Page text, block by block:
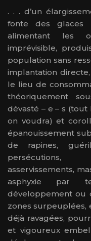
. . . d’un
fonte des glaces
alimentant les
imprévisible,
population sans
implantation
le lieu de
théoriquement
dévasté – e – s
on voudra) et
épanouissement
de rapines,
persécutions,
asservissements,
asphyxie par
développement ou
zones surpeuplées,
déjà ravagées,
et vigoureux